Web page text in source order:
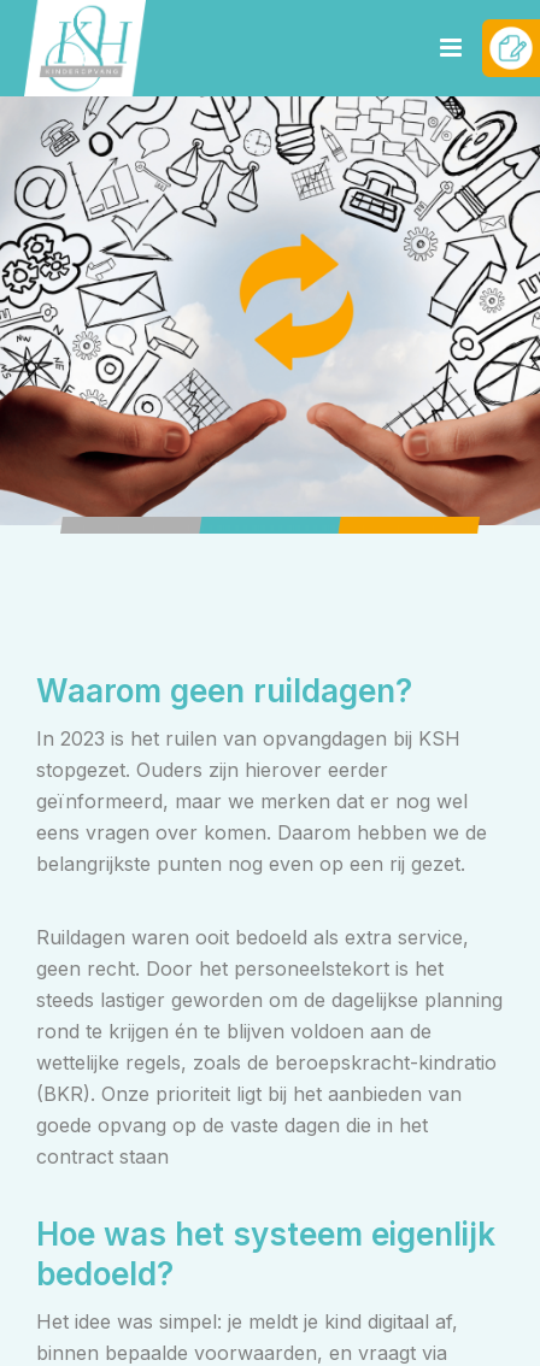
Waarom geen ruildagen?
In 2023 is het ruilen van opvangdagen bij KSH
stopgezet. Ouders zijn hierover eerder
geïnformeerd, maar we merken dat er nog wel
eens vragen over komen. Daarom hebben we de
belangrijkste punten nog even op een rij gezet.
Ruildagen waren ooit bedoeld als extra service,
geen recht. Door het personeelstekort is het
steeds lastiger geworden om de dagelijkse planning
rond te krijgen én te blijven voldoen aan de
wettelijke regels, zoals de beroepskracht-kindratio
(BKR). Onze prioriteit ligt bij het aanbieden van
goede opvang op de vaste dagen die in het
contract staan
Hoe was het systeem eigenlijk
bedoeld?
Het idee was simpel: je meldt je kind digitaal af,
binnen bepaalde voorwaarden, en vraagt via